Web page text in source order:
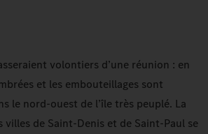
volontiers d’une réunion : en
et les embouteillages sont
le nord-ouest de l’île très peuplé. La
de Saint-Denis et de Saint-Paul se